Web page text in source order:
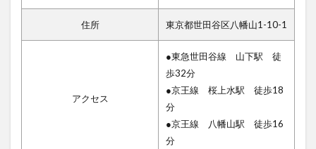
住所 東京都世田谷区八幡山1-10-1
アクセス
●東急世田谷線 山下駅 徒
歩32分
●京王線 桜上水駅 徒歩18
分
●京王線 八幡山駅 徒歩16
分